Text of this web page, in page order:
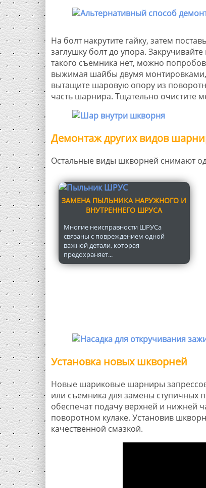
На болт накрутите гайку, затем
заглушку болт до упора.
такого съемника нет, можно
выжимая шайбы двумя монтировками,
вытащите шаровую опору из
часть шарнира. Тщательно очистите
Демонтаж других видов
Остальные виды шкворней снимают
ЗАМЕНА ПЫЛЬНИКА НАРУЖНОГО И
ВНУТРЕННЕГО ШРУСА
Многие неисправности ШРУСа
связаны с повреждением одной
важной детали, которая
предохраняет...
Установка новых шкворней
Новые шариковые шарниры
или съемника для замены ступичных
обеспечат подачу верхней и нижней
поворотном кулаке. Установив
качественной смазкой.